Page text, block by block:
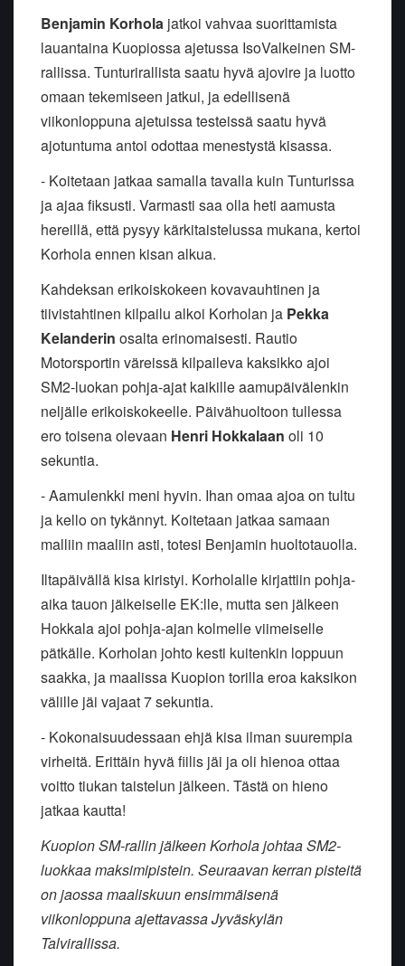
Benjamin Korhola jatkoi vahvaa suorittamista
lauantaina Kuopiossa ajetussa IsoValkeinen SM-
rallissa. Tunturirallista saatu hyvä ajovire ja luotto
omaan tekemiseen jatkui, ja edellisenä
viikonloppuna ajetuissa testeissä saatu hyvä
ajotuntuma antoi odottaa menestystä kisassa.
- Koitetaan jatkaa samalla tavalla kuin Tunturissa
ja ajaa fiksusti. Varmasti saa olla heti aamusta
hereillä, että pysyy kärkitaistelussa mukana, kertoi
Korhola ennen kisan alkua.
Kahdeksan erikoiskokeen kovavauhtinen ja
tiivistahtinen kilpailu alkoi Korholan ja Pekka
Kelanderin osalta erinomaisesti. Rautio
Motorsportin väreissä kilpaileva kaksikko ajoi
SM2-luokan pohja-ajat kaikille aamupäivälenkin
neljälle erikoiskokeelle. Päivähuoltoon tullessa
ero toisena olevaan Henri Hokkalaan oli 10
sekuntia.
- Aamulenkki meni hyvin. Ihan omaa ajoa on tultu
ja kello on tykännyt. Koitetaan jatkaa samaan
malliin maaliin asti, totesi Benjamin huoltotauolla.
Iltapäivällä kisa kiristyi. Korholalle kirjattiin pohja-
aika tauon jälkeiselle EK:lle, mutta sen jälkeen
Hokkala ajoi pohja-ajan kolmelle viimeiselle
pätkälle. Korholan johto kesti kuitenkin loppuun
saakka, ja maalissa Kuopion torilla eroa kaksikon
välille jäi vajaat 7 sekuntia.
- Kokonaisuudessaan ehjä kisa ilman suurempia
virheitä. Erittäin hyvä fiilis jäi ja oli hienoa ottaa
voitto tiukan taistelun jälkeen. Tästä on hieno
jatkaa kautta!
Kuopion SM-rallin jälkeen Korhola johtaa SM2-
luokkaa maksimipistein. Seuraavan kerran pisteitä
on jaossa maaliskuun ensimmäisenä
viikonloppuna ajettavassa Jyväskylän
Talvirallissa.